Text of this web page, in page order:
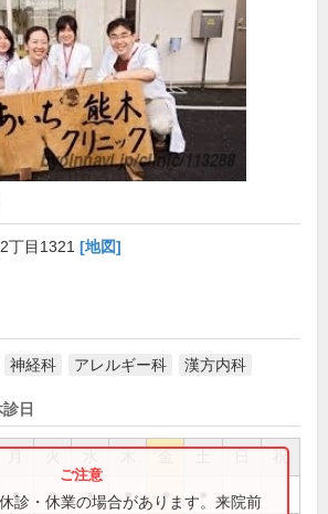
丁目1321 [地図]
神経科 アレルギー科 漢方内科
日
祝
● ● ● ● ●
診・休業の場合があります。来院前